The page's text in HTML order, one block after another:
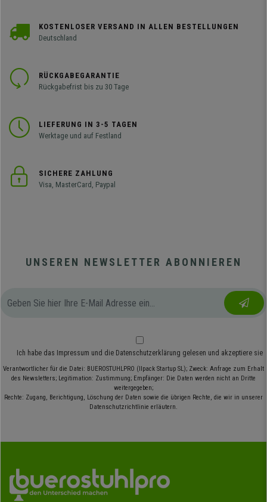
KOSTENLOSER VERSAND IN ALLEN BESTELLUNGEN
Deutschland
RÜCKGABEGARANTIE
Rückgabefrist bis zu 30 Tage
LIEFERUNG IN 3-5 TAGEN
Werktage und auf Festland
SICHERE ZAHLUNG
Visa, MasterCard, Paypal
UNSEREN NEWSLETTER ABONNIEREN
Ich habe das Impressum und die Datenschutzerklärung gelesen und akzeptiere sie
Verantwortlicher für die Datei: BUEROSTUHLPRO (Ilpack Startup SL); Zweck: Anfrage zum Erhalt
des Newsletters; Legitimation: Zustimmung; Empfänger: Die Daten werden nicht an Dritte
weitergegeben;
Rechte: Zugang, Berichtigung, Löschung der Daten sowie die übrigen Rechte, die wir in unserer
Datenschutzrichtlinie erläutern.